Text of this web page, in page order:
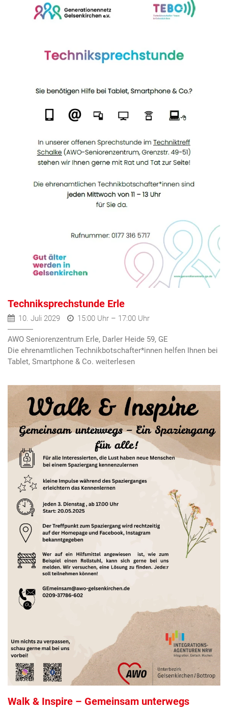
Techniksprechstunde Erle
10. Juli 2029 15:00 Uhr – 17:00 Uhr
AWO Seniorenzentrum Erle, Darler Heide 59, GE
Die ehrenamtlichen Technikbotschafter*innen helfen Ihnen bei
Tablet, Smartphone & Co.
Walk & Inspire – Gemeinsam unterwegs